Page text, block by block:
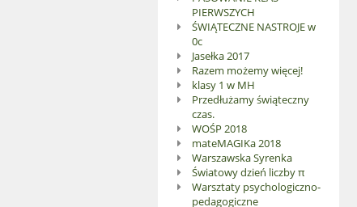
PIERWSZYCH
ŚWIĄTECZNE NASTROJE w
0c
Jasełka 2017
Razem możemy więcej!
klasy 1 w MH
Przedłużamy świąteczny
czas.
WOŚP 2018
mateMAGIKa 2018
Warszawska Syrenka
Światowy dzień liczby π
Warsztaty psychologiczno-
pedagogiczne